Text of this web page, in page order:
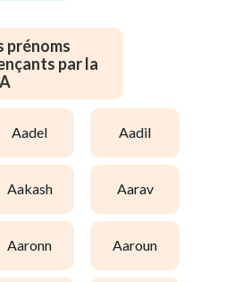
prénoms
par la
aadel aadil
aakash aarav
aaronn aaroun